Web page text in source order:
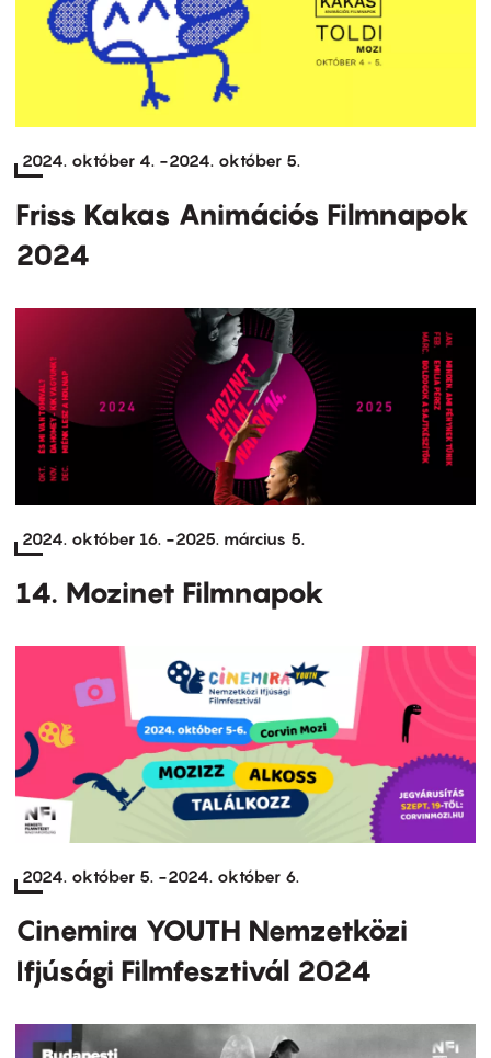
2024. október 4. -2024. október 5.
Friss Kakas Animációs Filmnapok
2024
2024. október 16. -2025. március 5.
14. Mozinet Filmnapok
2024. október 5. -2024. október 6.
Cinemira YOUTH Nemzetközi
Ifjúsági Filmfesztivál 2024